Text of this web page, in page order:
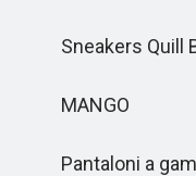
Sneakers Quill
MANGO
Pantaloni a